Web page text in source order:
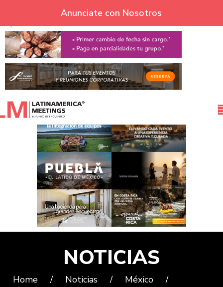
Skip to navigation
Skip to main content
Anunciate con Nosotros
NOTICIAS
Home / Noticias / México
/